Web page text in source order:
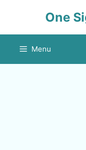
One
Menu